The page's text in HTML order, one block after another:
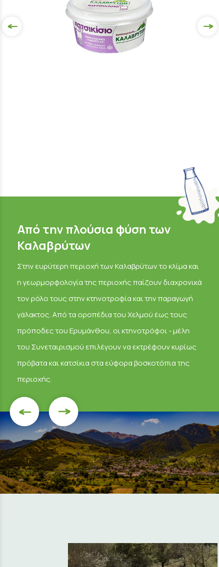
Από την πλούσια φύση των
Καλαβρύτων
Στην ευρύτερη περιοχή των Καλαβρύτων το κλίμα και
η γεωρμορφολογία της περιοχής παίζουν διαχρονικά
τον ρόλο τους στην κτηνοτροφία και την παραγωγή
γάλακτος. Από τα οροπέδια του Χελμού έως τους
πρόποδες του Ερυμάνθου, οι κτηνοτρόφοι - μέλη
του Συνεταιρισμού επιλέγουν να εκτρέφουν κυρίως
πρόβατα και κατσίκια στα εύφορα βοσκοτόπια της
περιοχής.